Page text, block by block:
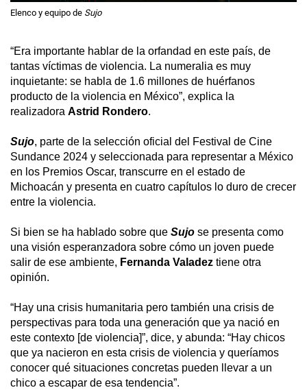
Elenco y equipo de Sujo
“Era importante hablar de la orfandad en este país, de
tantas víctimas de violencia. La numeralia es muy
inquietante: se habla de 1.6 millones de huérfanos
producto de la violencia en México”, explica la
realizadora Astrid Rondero.
Sujo, parte de la selección oficial del Festival de Cine
Sundance 2024 y seleccionada para representar a México
en los Premios Oscar, transcurre en el estado de
Michoacán y presenta en cuatro capítulos lo duro de crecer
entre la violencia.
Si bien se ha hablado sobre que Sujo se presenta como
una visión esperanzadora sobre cómo un joven puede
salir de ese ambiente, Fernanda Valadez tiene otra
opinión.
“Hay una crisis humanitaria pero también una crisis de
perspectivas para toda una generación que ya nació en
este contexto [de violencia]”, dice, y abunda: “Hay chicos
que ya nacieron en esta crisis de violencia y queríamos
conocer qué situaciones concretas pueden llevar a un
chico a escapar de esa tendencia”.